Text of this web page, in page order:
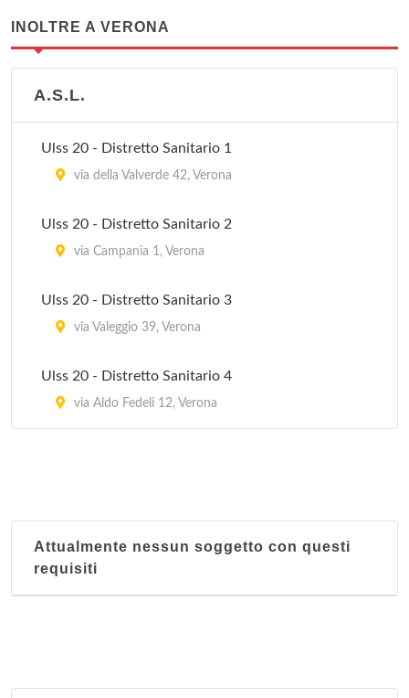
INOLTRE A VERONA
A.S.L.
Ulss 20 - Distretto Sanitario 1
via della Valverde 42, Verona
Ulss 20 - Distretto Sanitario 2
via Campania 1, Verona
Ulss 20 - Distretto Sanitario 3
via Valeggio 39, Verona
Ulss 20 - Distretto Sanitario 4
via Aldo Fedeli 12, Verona
Attualmente nessun soggetto con questi
requisiti